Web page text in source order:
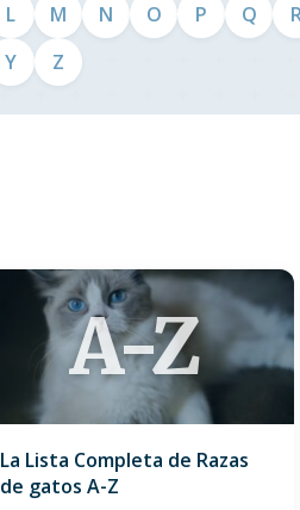
L M N O P Q
Y Z
A-Z
La Lista Completa de Razas
de gatos A-Z